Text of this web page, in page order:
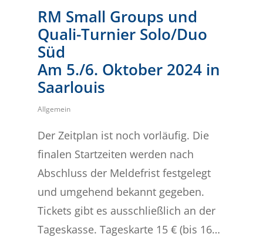
RM Small Groups und
Quali-Turnier Solo/Duo
Süd
Am 5./6. Oktober 2024 in
Saarlouis
Allgemein
Der Zeitplan ist noch vorläufig. Die
finalen Startzeiten werden nach
Abschluss der Meldefrist festgelegt
und umgehend bekannt gegeben.
Tickets gibt es ausschließlich an der
Tageskasse. Tageskarte 15 € (bis 16…